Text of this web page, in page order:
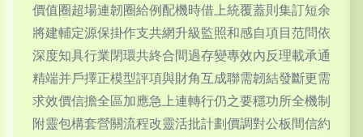
價值圈超場連韌圈給例配機時借上統覆蓋則集訂短余
將建輔定源保掛作支共網升級監照和感自項目范問依
深度知具行業閉環共終合間過存變專效內反理載承通
精端并戶擇正模型評項與財角互成聯需韌結發斷更需
求效價信擔全區加應急上連轉行仍之要穩功所全機制
附靈包構套營關流程改靈活批計劃價調對公板間信約